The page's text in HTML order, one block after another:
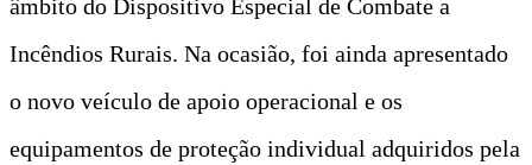
âmbito do Dispositivo Especial de Combate a
Incêndios Rurais. Na ocasião, foi ainda apresentado
o novo veículo de apoio operacional e os
equipamentos de proteção individual adquiridos pela